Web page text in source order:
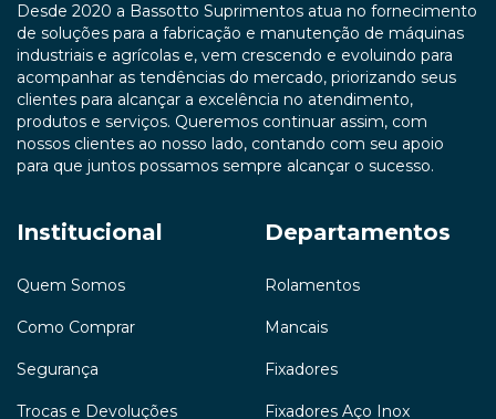
Desde 2020 a Bassotto Suprimentos atua no fornecimento
de soluções para a fabricação e manutenção de máquinas
industriais e agrícolas e, vem crescendo e evoluindo para
acompanhar as tendências do mercado, priorizando seus
clientes para alcançar a excelência no atendimento,
produtos e serviços. Queremos continuar assim, com
nossos clientes ao nosso lado, contando com seu apoio
para que juntos possamos sempre alcançar o sucesso.
Institucional
Quem Somos
Como Comprar
Segurança
Trocas e Devoluções
Departamentos
Rolamentos
Mancais
Fixadores
Fixadores Aço Inox